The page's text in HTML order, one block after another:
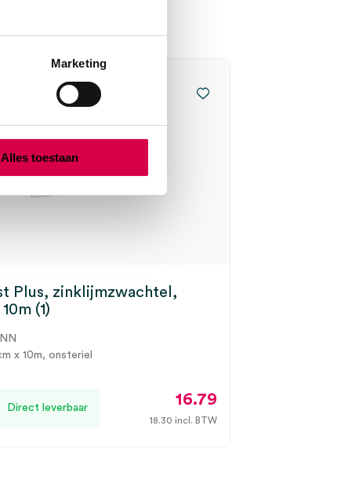
Marketing
Alles toestaan
Plus, zinklijmzwachtel,
(1)
x 10m, onsteriel
Direct leverbaar 16.79
18.30 incl. BTW